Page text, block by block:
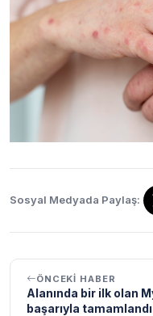
Sosyal Medyada Paylaş:
Bağlantı kopyalandı!
ÖNCEKI HABER
Alanında bir ilk olan
başarıyla tamamlandı